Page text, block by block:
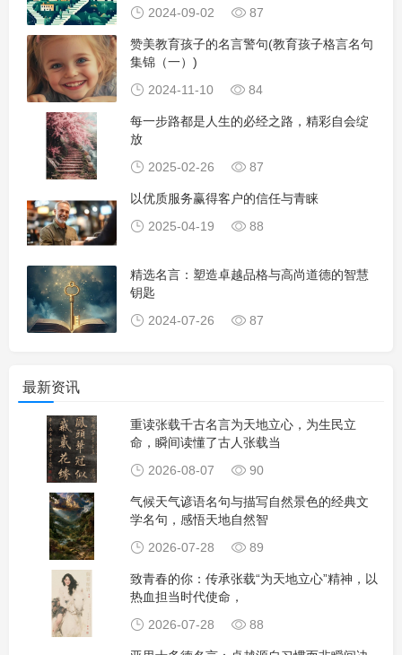
2024-09-02
87
赞美教育孩子的名言警句(教育孩子格言名句
集锦（一）)
2024-11-10
84
每一步路都是人生的必经之路，精彩自会绽
放
2025-02-26
87
以优质服务赢得客户的信任与青睐
2025-04-19
88
精选名言：塑造卓越品格与高尚道德的智慧
钥匙
2024-07-26
87
最新资讯
重读张载千古名言为天地立心，为生民立
命，瞬间读懂了古人张载当
2026-08-07
90
气候天气谚语名句与描写自然景色的经典文
学名句，感悟天地自然智
2026-07-28
89
致青春的你：传承张载“为天地立心”精神，以
热血担当时代使命，
2026-07-28
88